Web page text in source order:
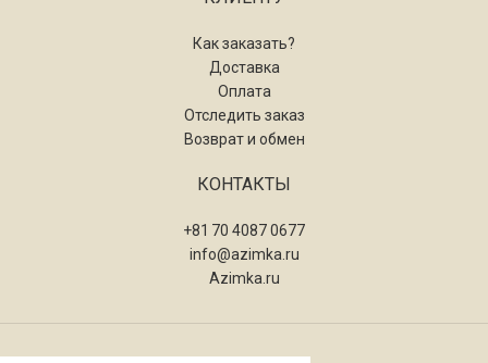
Как заказать?
Доставка
Оплата
Отследить заказ
Возврат и обмен
КОНТАКТЫ
+81 70 4087 0677
info@azimka.ru
Azimka.ru